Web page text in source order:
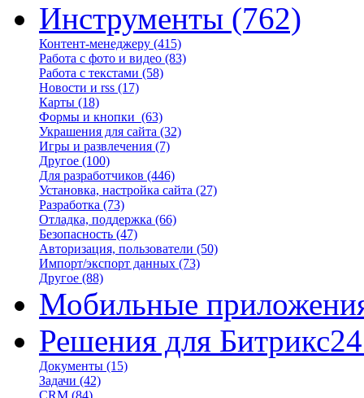
Инструменты (762)
Контент-менеджеру (415)
Работа с фото и видео (83)
Работа с текстами (58)
Новости и rss (17)
Карты (18)
Формы и кнопки (63)
Украшения для сайта (32)
Игры и развлечения (7)
Другое (100)
Для разработчиков (446)
Установка, настройка сайта (27)
Разработка (73)
Отладка, поддержка (66)
Безопасность (47)
Авторизация, пользователи (50)
Импорт/экспорт данных (73)
Другое (88)
Мобильные
Решения для Битрикс24
Документы (15)
Задачи (42)
CRM (84)